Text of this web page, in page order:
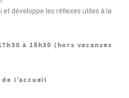
et développe les réﬂexes utiles à la
à 18h30 (hors vacances
l’accueil